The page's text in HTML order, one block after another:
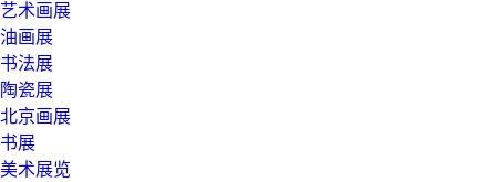
艺术画展
油画展
书法展
陶瓷展
北京画展
书展
美术展览